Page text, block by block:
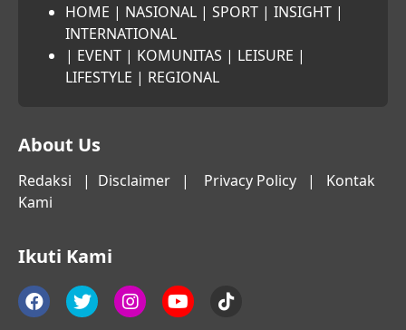
HOME | NASIONAL | SPORT | INSIGHT |
INTERNATIONAL
| EVENT | KOMUNITAS | LEISURE |
LIFESTYLE | REGIONAL
About Us
Redaksi | Disclaimer | Privacy Policy | Kontak
Kami
Ikuti Kami